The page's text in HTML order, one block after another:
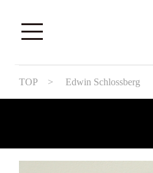
TOP > Edwin Schlossberg